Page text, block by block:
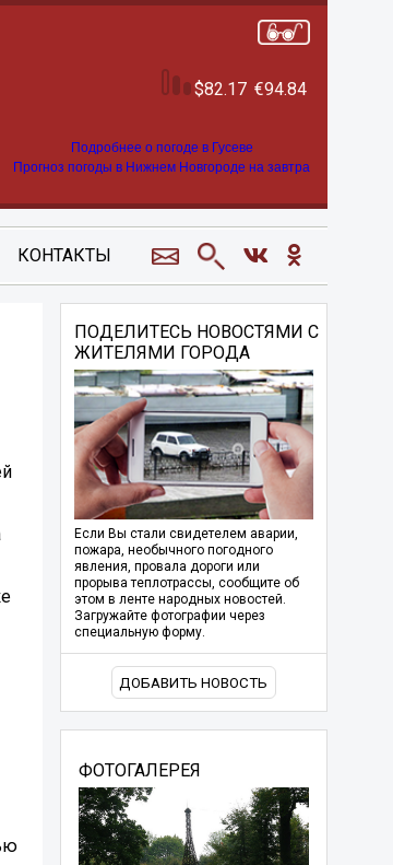
82.17 94.84
Подробнее о погоде в Гусеве
Прогноз погоды в Нижнем Новгороде на завтра
КОНТАКТЫ
ПОДЕЛИТЕСЬ НОВОСТЯМИ С
ЖИТЕЛЯМИ ГОРОДА
Если Вы стали свидетелем аварии,
пожара, необычного погодного
явления, провала дороги или
прорыва теплотрассы, сообщите об
этом в ленте народных новостей.
Загружайте фотографии через
специальную форму.
ДОБАВИТЬ НОВОСТЬ
ФОТОГАЛЕРЕЯ